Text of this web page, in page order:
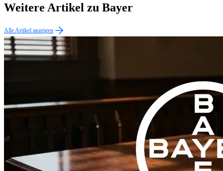
Weitere Artikel zu Bayer
Alle Artikel anzeigen